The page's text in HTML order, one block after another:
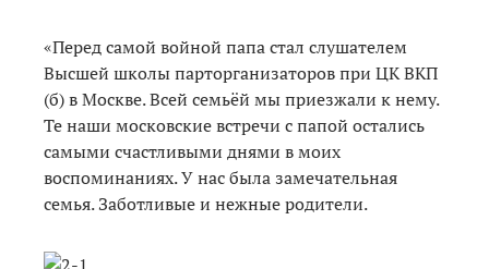
«Перед самой войной папа стал слушателем
Высшей школы парторганизаторов при ЦК ВКП
(б) в Москве. Всей семьёй мы приезжали к нему.
Те наши московские встречи с папой остались
самыми счастливыми днями в моих
воспоминаниях. У нас была замечательная
семья. Заботливые и нежные родители.